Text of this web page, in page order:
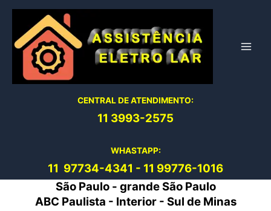
conteúdo
CENTRAL DE ATENDIMENTO:
11 3993-2575
WHASTAPP:
11 97734-4341 - 11 99776-1016
São Paulo - grande São Paulo
ABC Paulista - Interior - Sul de Minas